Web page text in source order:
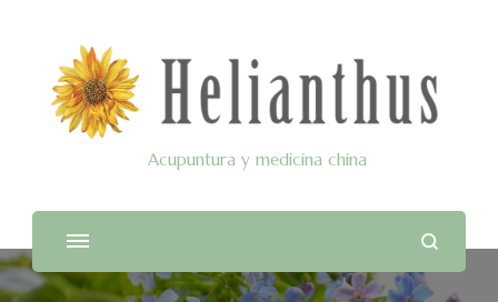
Acupuntura y medicina china